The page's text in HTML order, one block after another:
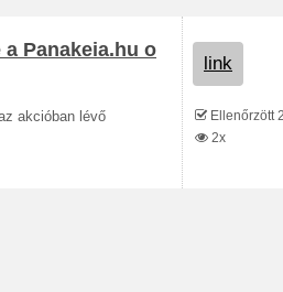
Panakeia.hu o
akcióban lévő
link
Ellenőrzött
2x